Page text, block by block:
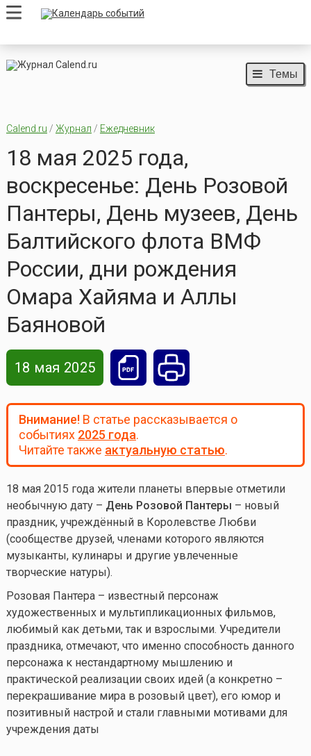
Темы
Calend.ru / Журнал / Ежедневник
18 мая 2025 года,
воскресенье: День Розовой
Пантеры, День музеев, День
Балтийского флота ВМФ
России, дни рождения
Омара Хайяма и Аллы
Баяновой
18 мая 2025
Внимание!В статье рассказывается о
событиях 2025 года.
Читайте также актуальную статью.
18 мая 2015 года жители планеты впервые отметили
необычную дату – День Розовой Пантеры – новый
праздник, учреждённый в Королевстве Любви
(сообществе друзей, членами которого являются
музыканты, кулинары и другие увлеченные
творческие натуры).
Розовая Пантера – известный персонаж
художественных и мультипликационных фильмов,
любимый как детьми, так и взрослыми. Учредители
праздника, отмечают, что именно способность данного
персонажа к нестандартному мышлению и
практической реализации своих идей (а конкретно –
перекрашивание мира в розовый цвет), его юмор и
позитивный настрой и стали главными мотивами для
учреждения даты